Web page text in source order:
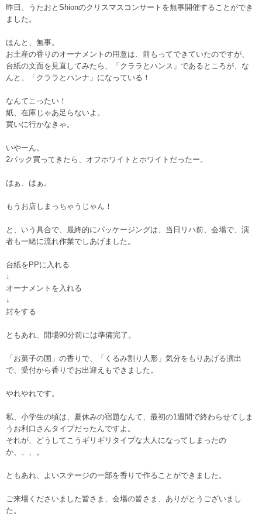
昨日、うたおとShionのクリスマスコンサートを無事開催することができ
ました。
ほんと、無事。
お土産の香りのオーナメントの用意は、前もってできていたのですが、
台紙の文面を見直してみたら、「クララとハンス」であるところが、な
んと、「クララとハンナ」になっている！
なんてこったい！
紙、在庫じゃあ足らないよ。
買いに行かなきゃ。
いやーん。
2パック買ってきたら、オフホワイトとホワイトだったー。
はぁ、はぁ。
もうお店しまっちゃうじゃん！
と、いう具合で、最終的にパッケージングは、当日リハ前、会場で、演
者も一緒に流れ作業でしあげました。
台紙をPPに入れる
↓
オーナメントを入れる
↓
封をする
ともあれ、開場90分前には準備完了。
「お菓子の国」の香りで、「くるみ割り人形」気分をもりあげる演出
で、受付から香りでお出迎えもできました。
やれやれです。
私、小学生の頃は、夏休みの宿題なんて、最初の1週間で終わらせてしま
うお利口さんタイプだったんですよ。
それが、どうしてこうギリギリタイプな大人になってしまったの
か、、、。
ともあれ、よいステージの一部を香りで作ることができました。
ご来場くださいました皆さま、会場の皆さま、ありがとうございまし
た。